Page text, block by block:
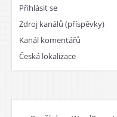
Přihlásit se
Zdroj kanálů (příspěvky)
Kanál komentářů
Česká lokalizace